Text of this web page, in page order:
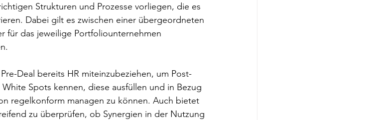
Strukturen und Prozesse vorliegen, die es
Dabei gilt es zwischen einer übergeordneten
für das jeweilige Portfoliounternehmen
Deal bereits HR miteinzubeziehen, um Post-
Spots kennen, diese ausfüllen und in Bezug
regelkonform managen zu können. Auch bietet
zu überprüfen, ob Synergien in der Nutzung